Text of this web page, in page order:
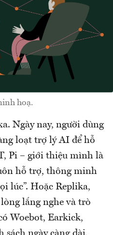
hoạ.
Ngày nay, người dùng
loạt trợ lý AI để hỗ
Pi – giới thiệu mình là
hỗ trợ, thông minh
lúc”. Hoặc Replika,
lắng nghe và trò
Woebot, Earkick,